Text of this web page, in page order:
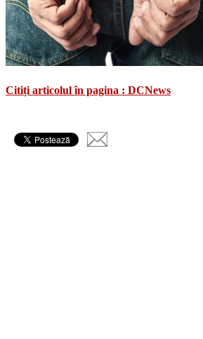
Citiți articolul în pagina : DCNews